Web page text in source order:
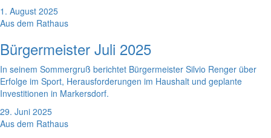
1. August 2025
Aus dem Rathaus
Bürgermeister Juli 2025
In seinem Sommergruß berichtet Bürgermeister Silvio Renger über
Erfolge im Sport, Herausforderungen im Haushalt und geplante
Investitionen in Markersdorf.
29. Juni 2025
Aus dem Rathaus